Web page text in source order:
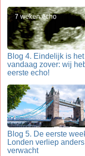
Blog 4. Eindelijk is het
vandaag zover: wij
eerste echo!
Blog 5. De eerste
Londen verliep
verwacht